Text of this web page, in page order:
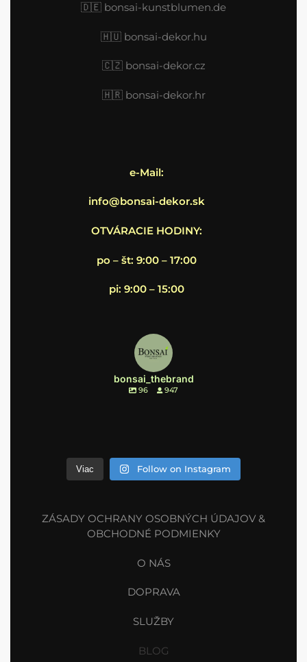
🇩🇪 bonsai-kunstblumen.de
🇭🇺 bonsai-dekor.hu
🇨🇿 bonsai-dekor.cz
🇭🇷 bonsai-dekor.hr
e-Mail:
info@bonsai-dekor.sk
OTVÁRACIE HODINY:
po – št: 9:00 – 17:00
pi: 9:00 – 15:00
bonsai_thebrand
96 947
Viac Follow on Instagram
ZÁSADY OCHRANY OSOBNÝCH ÚDAJOV &
OBCHODNÉ PODMIENKY
O NÁS
DOPRAVA
SLUŽBY
BLOG